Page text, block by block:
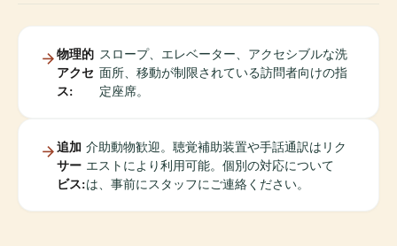
物理的
アクセ
ス:
スロープ、エレベーター、アクセシブルな洗
面所、移動が制限されている訪問者向けの指
定座席。
追加
サー
ビス:
介助動物歓迎。聴覚補助装置や手話通訳はリク
エストにより利用可能。個別の対応について
は、事前にスタッフにご連絡ください。